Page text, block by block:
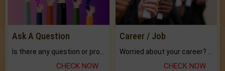
Ask A Question
CHECK NOW
Career / Job
CHECK NOW